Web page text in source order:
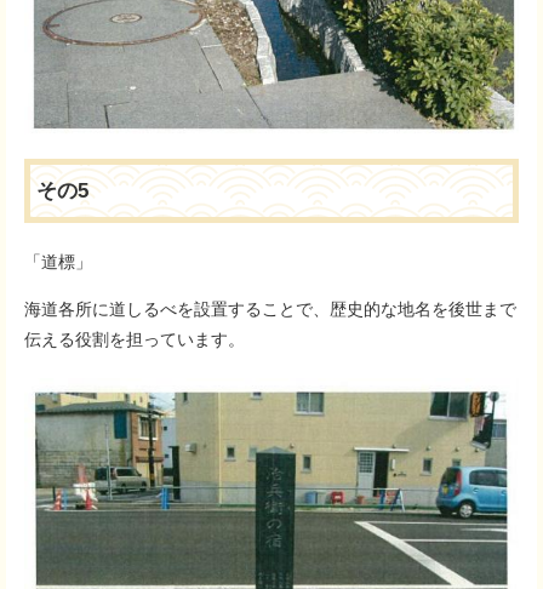
その5
「道標」
海道各所に道しるべを設置することで、歴史的な地名を後世まで
伝える役割を担っています。